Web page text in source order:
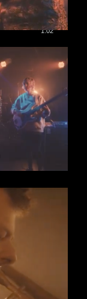
1:02